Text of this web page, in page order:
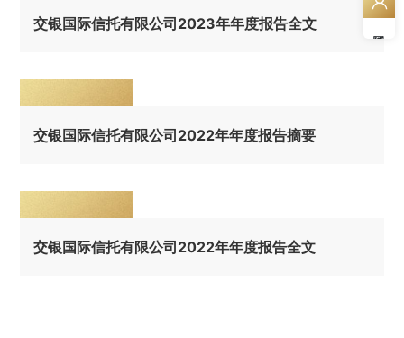
交银国际信托有限公司2023年年度报告全文
交银国际信托有限公司2022年年度报告摘要
交银国际信托有限公司2022年年度报告全文